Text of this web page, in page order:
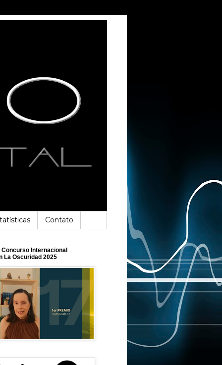
Contato
Concurso Internacional
La Oscuridad 2025